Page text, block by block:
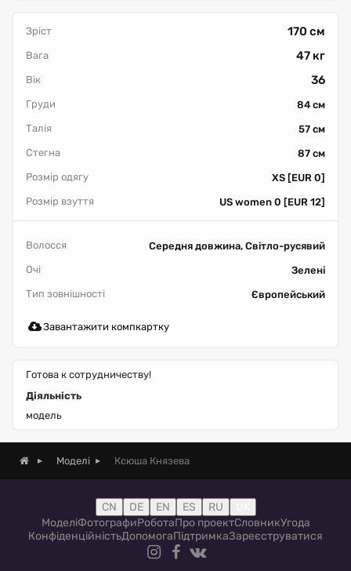
Зріст 170 см
Вага 47 кг
Вік 36
Груди
84 см
Талія
57 см
Стегна
87 см
Розмір одягу
XS [EUR 0]
Розмір взуття
US women 0 [EUR 12]
Волосся
Середня довжина, Світло-русявий
Очі
Зелені
Тип зовнішності
Європейський
Завантажити компкартку
Готова к сотрудничеству!
Діяльність
модель
Моделі Ксюша Князева
CN DE EN ES RU
МоделіФотографиРоботаПро проектСловникУгода
КонфіденційністьДопомогаПідтримкаЗареєструватися